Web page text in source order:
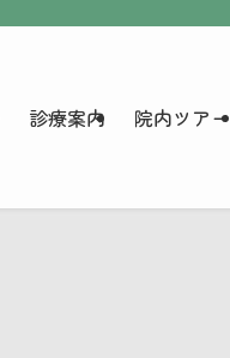
診療案内 院内ツアー